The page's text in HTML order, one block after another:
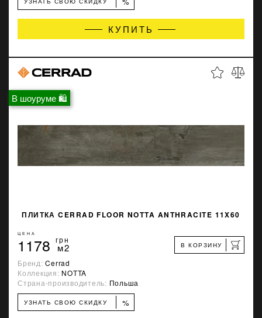
КУПИТЬ
В шоуруме 🛍
ПЛИТКА CERRAD FLOOR NOTTA ANTHRACITE 11X60
ЦЕНА
1178 грн
м2 В КОРЗИНУ
Бренд:Cerrad
Коллекция: NOTTA
Страна-производитель: Польша
УЗНАТЬ СВОЮ СКИДКУ %